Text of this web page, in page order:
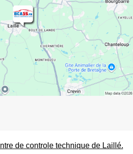
de controle technique de Laillé.